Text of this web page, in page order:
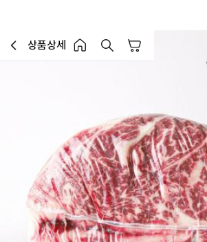
이전페이지로 이동
상품상세
홈 버튼홈 장바구니